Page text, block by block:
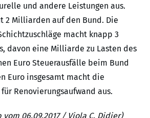
und andere Leistungen aus.
2 Milliarden auf den Bund. Die
macht knapp 3
davon eine Milliarde zu Lasten des
Euro Steuerausfälle beim Bund
Euro insgesamt macht die
Renovierungsaufwand aus.
06.09.2017 / Viola C. Didier)